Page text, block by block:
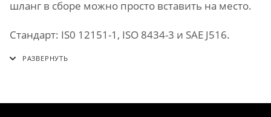
шланг в сборе можно просто вставить на место.
Стандарт: IS0 12151-1, ISO 8434-3 и SAE J516.